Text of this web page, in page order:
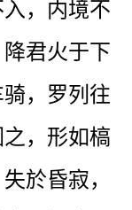
入，内境不
君火于下
，罗列往
，形如槁
於昏寂，